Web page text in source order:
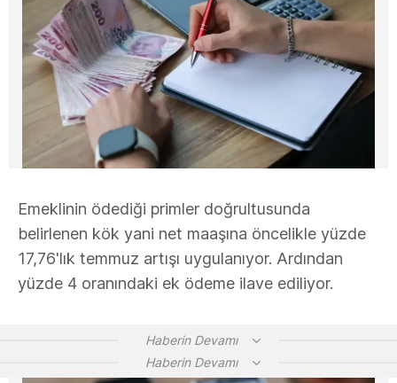
Emeklinin ödediği primler doğrultusunda
belirlenen kök yani net maaşına öncelikle yüzde
17,76'lık temmuz artışı uygulanıyor. Ardından
yüzde 4 oranındaki ek ödeme ilave ediliyor.
Haberin Devamı
Haberin Devamı